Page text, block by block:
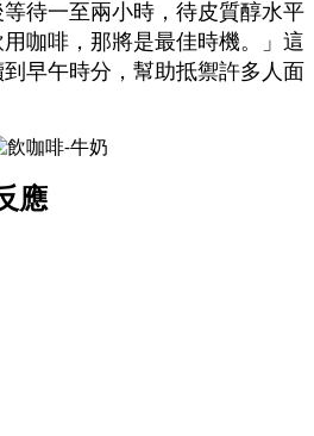
等待一至兩小時，待皮質醇水平
咖啡，那將是最佳時機。」這
早午時分，幫助抵禦許多人面
應